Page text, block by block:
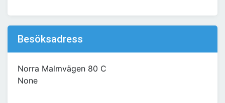
Besöksadress
Norra Malmvägen 80 C
None